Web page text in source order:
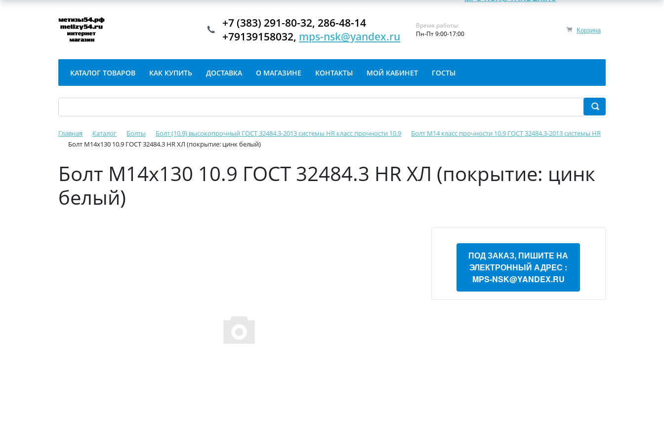
Корзина
+7 (383) 291-80-32, 286-48-14
+79139158032, mps-nsk@yandex.ru
Время работы:
Пн-Пт 9:00-17:00
КАТАЛОГ ТОВАРОВ КАК КУПИТЬ ДОСТАВКА О МАГАЗИНЕ КОНТАКТЫ МОЙ КАБИНЕТ ГОСТЫ
Главная Каталог Болты Болт (10.9) высокопрочный ГОСТ 32484.3-2013 системы HR класс прочности 10.9
Болт М14 класс прочности 10.9 ГОСТ 32484.3-2013 системы HR
Болт М14х130 10.9 ГОСТ 32484.3 HR ХЛ (покрытие: цинк белый)
Болт М14х130 10.9 ГОСТ 32484.3 HR ХЛ (покрытие: цинк
белый)
ПОД ЗАКАЗ, ПИШИТЕ НА
ЭЛЕКТРОННЫЙ АДРЕС :
MPS-NSK@YANDEX.RU